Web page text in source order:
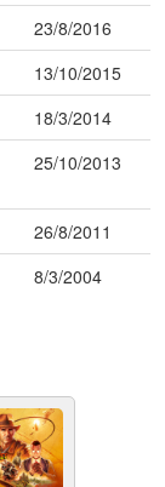
23/8/2016
13/10/2015
18/3/2014
25/10/2013
26/8/2011
8/3/2004